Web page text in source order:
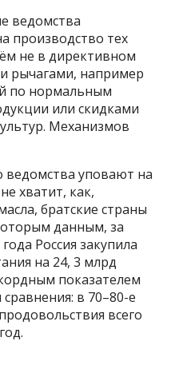
ведомства
производство тех
не в директивном
рычагами, например
по нормальным
или скидками
Механизмов
ведомства уповают на
хватит, как,
братские страны
данным, за
Россия закупила
на 24, 3 млрд
показателем
в 70–80-е
всего